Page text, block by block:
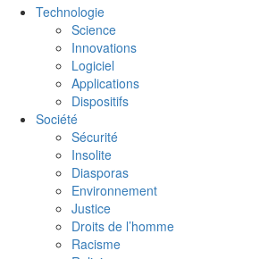
Technologie
Science
Innovations
Logiciel
Applications
Dispositifs
Société
Sécurité
Insolite
Diasporas
Environnement
Justice
Droits de l’homme
Racisme